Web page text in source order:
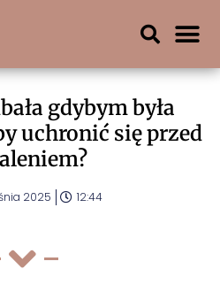
gdybym była
uchronić się przed
2025 12:44